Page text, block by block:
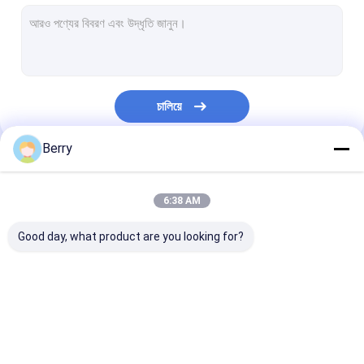
পেরগোলা অ্যারিং কিটস
চালিয়ে
আমাদের বিভাগসমূহ
Berry
6:38 AM
Good day, what product are you looking for?